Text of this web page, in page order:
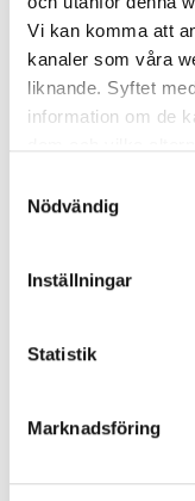
Vi kan komma att
kanaler som våra
liknande. Syftet
information om de
vi behandlar
Nödvändig
Inställningar
Statistik
Marknadsföring
Förebygg
riskfaktorer i
och fysisk
doktorand på